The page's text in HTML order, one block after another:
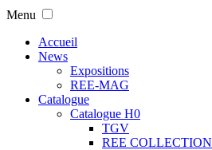
Menu
Accueil
News
Expositions
REE-MAG
Catalogue
Catalogue H0
TGV
REE COLLECTION